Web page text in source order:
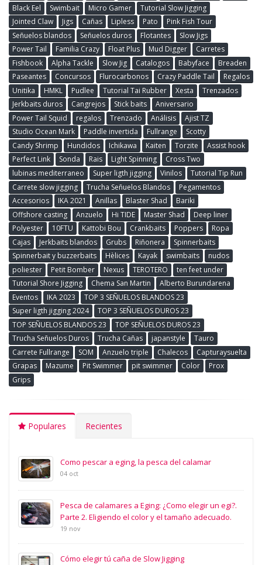
Black Eel
Swimbait Micro Gamer
Tutorial Slow Jigging
Jointed Claw
Jigs Cañas Lipless Pato
Pink Fish Tour
Señuelos blandos
Señuelos duros Flotantes
Slow Jigs
Power Tail
Familia Crazy Float Plus Mud Digger
Carretes
Fishbook
Alpha Tackle Slow Jig Catalogos Babyface
Breaden
Paseantes
Concursos Flurocarbonos Crazy Paddle Tail
Regalos
Unitika
HMKL Pudlee Tutorial Tai Rubber Xesta
Trenzados
Jerkbaits duros
Cangrejos Stick baits
Aniversario
Power Tail Squid
regalos Trenzado Análisis
Ajist TZ
Studio Ocean Mark
Paddle invertida Fullrange
Scotty
Candy Shrimp
Hundidos Ichikawa Kaiten Torzite
Assist hook
Perfect Link
Sonda Rais Light Spinning
Cross Two
lubinas mediterraneo
Super ligth jigging Vinilos
Tutorial Tip Run
Carrete slow jigging
Trucha Señuelos Blandos
Pegamentos
Accesorios
IKA 2021 Anillas Blaster Shad
Bariki
Offshore casting
Anzuelo Hi TIDE Master Shad
Deep liner
Polyester
10FTU Kattobi Bou Crankbaits Poppers
Ropa
Cajas
Jerkbaits blandos Grubs Riñonera
Spinnerbaits
Spinnerbait y buzzerbaits
Hèlices Kayak swimbaits
nudos
poliester
Petit Bomber Nexus TEROTERO
ten feet under
Tutorial Shore Jigging
Chema San Martin
Alberto Burundarena
Eventos
IKA 2023
TOP 3 SEÑUELOS BLANDOS 23
Super ligth jigging 2024
TOP 3 SEÑUELOS DUROS 23
TOP SEÑUELOS BLANDOS 23
TOP SEÑUELOS DUROS 23
Trucha Señuelos Duros
Trucha Cañas japanstyle
Tauro
Carrete Fullrange
SOM Anzuelo triple Chalecos
Capturaysuelta
Grapas
Mazume Pit Swimmer pit swimmer Color
Prox
Grips
Populares Recientes
Como pescar a eging, la pesca del calamar
04 oct
Pesca de calamares a Eging: ¿Como elegir un egi?.
Parte 2. Eligiendo el color y el tamaño adecuado.
19 nov
Cómo elegir tú caña de Slow Jigging